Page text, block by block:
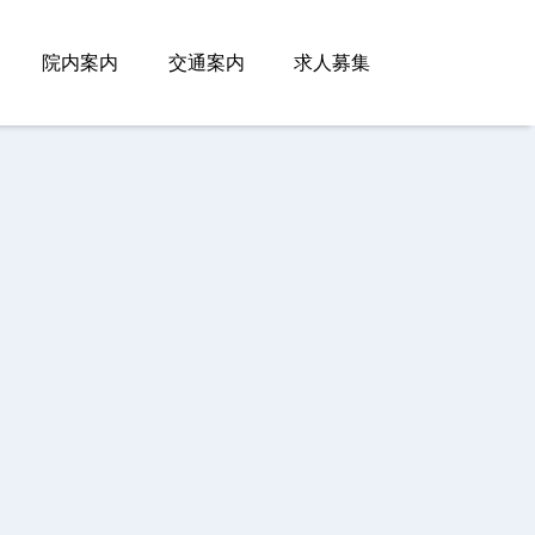
院内案内 交通案内 求人募集